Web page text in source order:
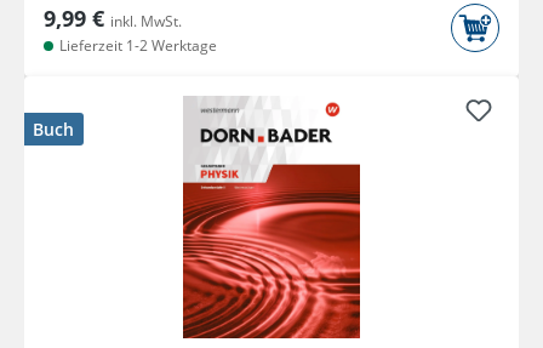
9,99 € inkl. MwSt.
Lieferzeit 1-2 Werktage
Buch